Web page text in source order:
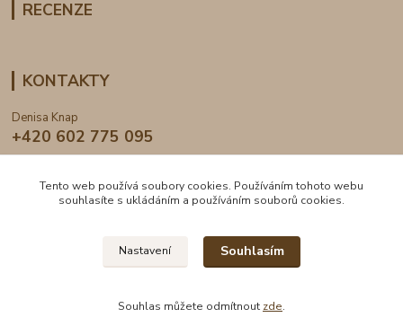
RECENZE
KONTAKTY
Denisa Knap
+420 602 775 095
2024 © DogDen.cz, všechna práva vyhrazena
Tento web používá soubory cookies. Používáním tohoto webu
souhlasíte s ukládáním a používáním souborů cookies.
Nastavení Souhlasím
Souhlas můžete odmítnout zde.